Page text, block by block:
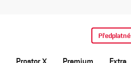
Předplatné